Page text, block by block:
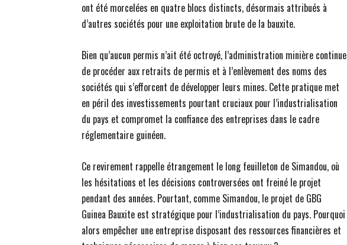
ont été morcelées en quatre blocs distincts, désormais attribués à
d’autres sociétés pour une exploitation brute de la bauxite.
Bien qu’aucun permis n’ait été octroyé, l’administration minière continue
de procéder aux retraits de permis et à l’enlèvement des noms des
sociétés qui s’efforcent de développer leurs mines. Cette pratique met
en péril des investissements pourtant cruciaux pour l’industrialisation
du pays et compromet la confiance des entreprises dans le cadre
réglementaire guinéen.
Ce revirement rappelle étrangement le long feuilleton de Simandou, où
les hésitations et les décisions controversées ont freiné le projet
pendant des années. Pourtant, comme Simandou, le projet de GBG
Guinea Bauxite est stratégique pour l’industrialisation du pays. Pourquoi
alors empêcher une entreprise disposant des ressources financières et